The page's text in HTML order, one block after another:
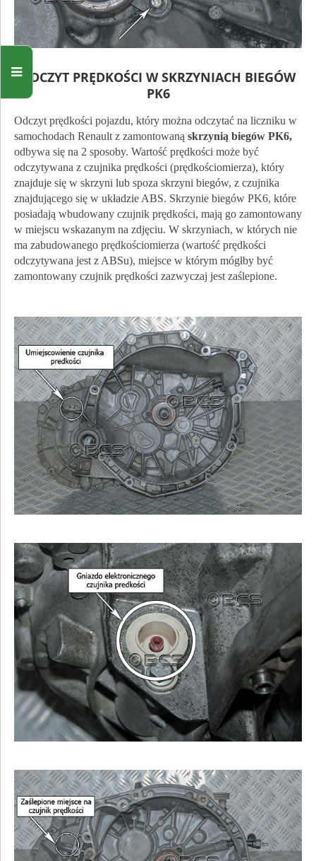
ODCZYT PRĘDKOŚCI W SKRZYNIACH BIEGÓW
PK6
Odczyt prędkości pojazdu, który można odczytać na liczniku w
samochodach Renault z zamontowaną skrzynią biegów PK6,
odbywa się na 2 sposoby. Wartość prędkości może być
odczytywana z czujnika prędkości (prędkościomierza), który
znajduje się w skrzyni lub spoza skrzyni biegów, z czujnika
znajdującego się w układzie ABS. Skrzynie biegów PK6, które
posiadają wbudowany czujnik prędkości, mają go zamontowany
w miejscu wskazanym na zdjęciu. W skrzyniach, w których nie
ma zabudowanego prędkościomierza (wartość prędkości
odczytywana jest z ABSu), miejsce w którym mógłby być
zamontowany czujnik prędkości zazwyczaj jest zaślepione.